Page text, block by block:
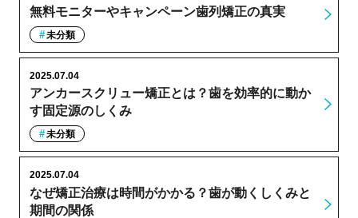
無料モニターやキャンペーン歯列矯正の真実
未分類
アンカースクリュー矯正とは？歯を効率的に動か
す固定源のしくみ
2025.07.04
未分類
なぜ矯正治療は時間がかかる？歯が動くしくみと
期間の関係
2025.07.04